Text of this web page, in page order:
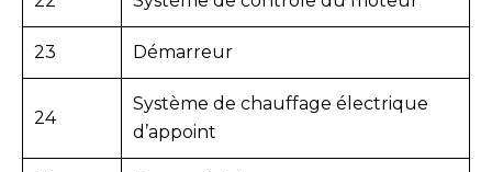
23 Démarreur
24
Système de chauffage électrique
d’appoint